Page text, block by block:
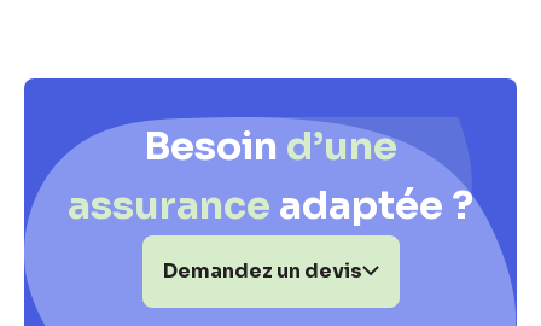
Besoin d’une
assurance adaptée ?
Demandez un devis